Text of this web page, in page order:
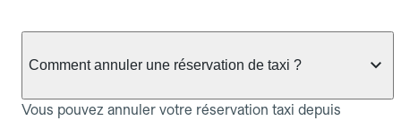
Comment annuler une réservation de taxi ?
Vous pouvez annuler votre réservation taxi depuis